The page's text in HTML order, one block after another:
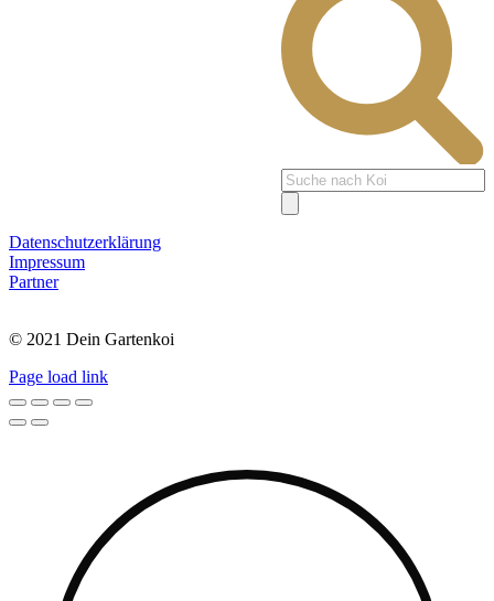
Products
search
Datenschutzerklärung
Impressum
Partner
© 2021 Dein Gartenkoi
Page load link